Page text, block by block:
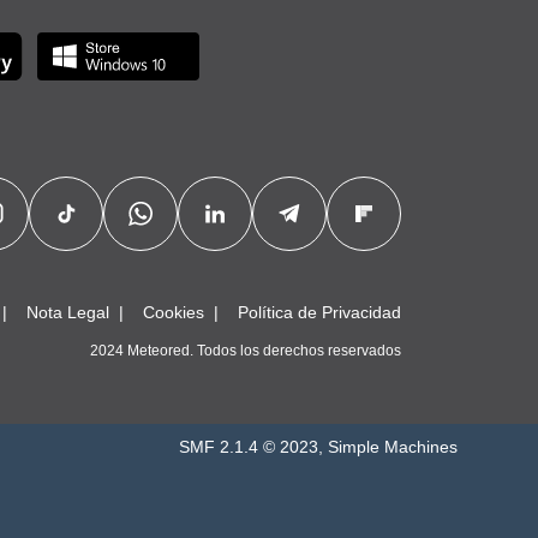
Nota Legal Cookies Política de Privacidad
2024 Meteored. Todos los derechos reservados
SMF 2.1.4 © 2023, Simple Machines